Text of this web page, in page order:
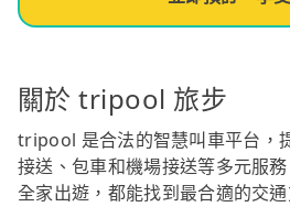
關於 tripool 旅步
tripool 是合法的智慧叫車平台，
接送、包車和機場接送等多元服
全家出遊，都能找到最合適的交通